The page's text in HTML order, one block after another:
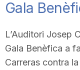
Gala
L’Auditori Josep
Gala Benèfica a
Carreras contra